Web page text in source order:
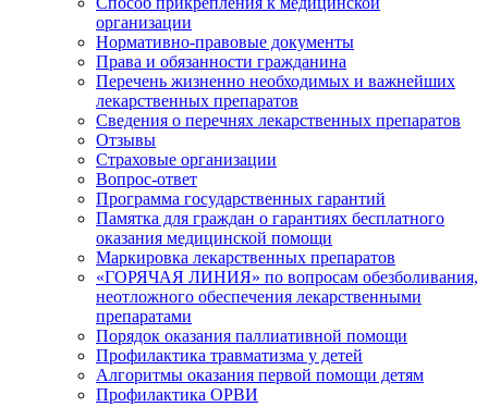
организации
Нормативно-правовые документы
Права и обязанности гражданина
Перечень жизненно необходимых и важнейших
лекарственных препаратов
Сведения о перечнях лекарственных препаратов
Отзывы
Страховые организации
Вопрос-ответ
Программа государственных гарантий
Памятка для граждан о гарантиях бесплатного
оказания медицинской помощи
Маркировка лекарственных препаратов
«ГОРЯЧАЯ ЛИНИЯ» по вопросам обезболивания,
неотложного обеспечения лекарственными
препаратами
Порядок оказания паллиативной помощи
Профилактика травматизма у детей
Алгоритмы оказания первой помощи детям
Профилактика ОРВИ